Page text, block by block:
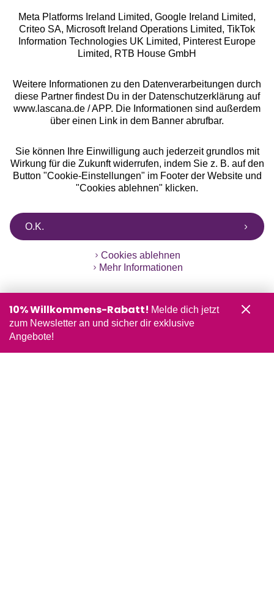
Alle Preise inkl. MwSt., zzgl.
Versandkosten
** Bonität vorausgesetzt, berechtigt zur Bonitätsprüfung
Meta Platforms Ireland Limited, Google Ireland Limited,
Criteo SA, Microsoft Ireland Operations Limited, TikTok
Information Technologies UK Limited, Pinterest Europe
Limited, RTB House GmbH
Weitere Informationen zu den Datenverarbeitungen durch
diese Partner findest Du in der Datenschutzerklärung auf
www.lascana.de / APP. Die Informationen sind außerdem
über einen Link in dem Banner abrufbar.
Sie können Ihre Einwilligung auch jederzeit grundlos mit
Wirkung für die Zukunft widerrufen, indem Sie z. B. auf den
Button "Cookie-Einstellungen" im Footer der Website und
"Cookies ablehnen" klicken.
O.K.
Cookies ablehnen
Mehr Informationen
10% Willkommens-Rabatt! Melde dich jetzt
zum Newsletter an und sicher dir exklusive
Angebote!